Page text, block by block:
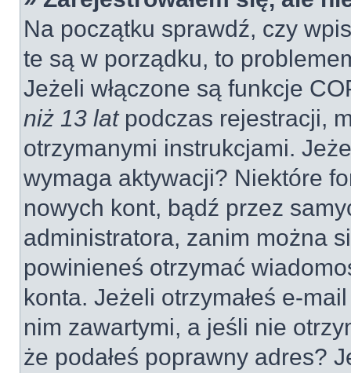
Na początku sprawdź, czy
te są w porządku, to
Jeżeli włączone są funkcje
niż 13 latpodczas rejestracji,
otrzymanymi instrukcjami.
wymaga aktywacji? Niektóre
nowych kont, bądź przez
administratora, zanim można
powinieneś otrzymać
konta. Jeżeli otrzymałeś e-
nim zawartymi, a jeśli nie
że podałeś poprawny adres?